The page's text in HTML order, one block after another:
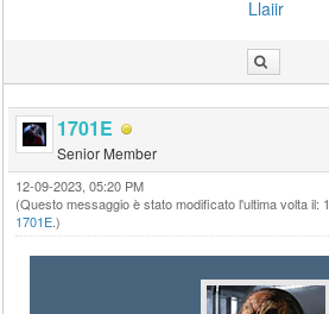
Llaiir
1701E
Senior Member
12-09-2023, 05:20 PM
(Questo messaggio è stato modificato l'ultima volta il:
1701E.)